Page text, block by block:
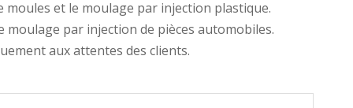
et le moulage par injection plastique.
par injection de pièces automobiles.
aux attentes des clients.